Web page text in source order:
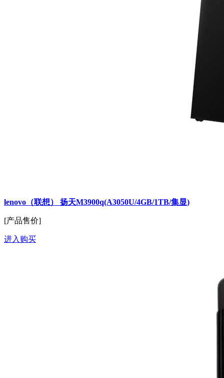
lenovo（联想） 扬天M3900q(A3050U/4GB/1TB/集显)
[产品售价]
进入购买